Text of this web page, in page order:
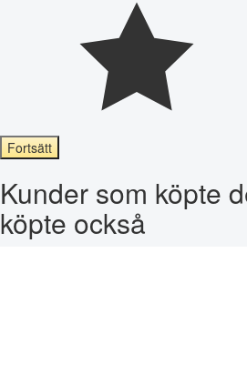
Fortsätt
Kunder som köpte
köpte också